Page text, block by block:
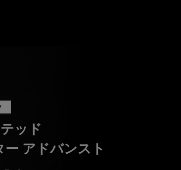
ッド
ー アドバンスト